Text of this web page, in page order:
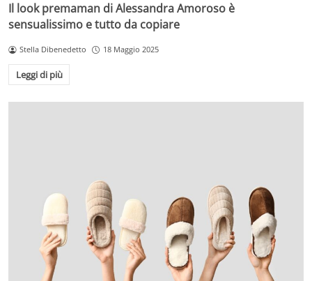
Il look premaman di Alessandra Amoroso è
sensualissimo e tutto da copiare
Stella Dibenedetto 18 Maggio 2025
Leggi di più